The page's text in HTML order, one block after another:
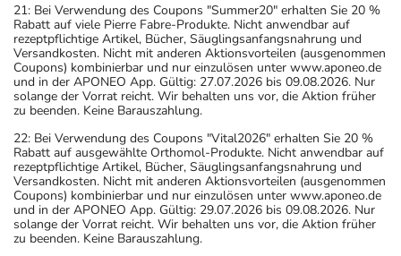
21: Bei Verwendung des Coupons "Summer20" erhalten Sie 20 %
Rabatt auf viele Pierre Fabre-Produkte. Nicht anwendbar auf
rezeptpflichtige Artikel, Bücher, Säuglingsanfangsnahrung und
Versandkosten. Nicht mit anderen Aktionsvorteilen (ausgenommen
Coupons) kombinierbar und nur einzulösen unter www.aponeo.de
und in der APONEO App. Gültig: 27.07.2026 bis 09.08.2026. Nur
solange der Vorrat reicht. Wir behalten uns vor, die Aktion früher
zu beenden. Keine Barauszahlung.
22: Bei Verwendung des Coupons "Vital2026" erhalten Sie 20 %
Rabatt auf ausgewählte Orthomol-Produkte. Nicht anwendbar auf
rezeptpflichtige Artikel, Bücher, Säuglingsanfangsnahrung und
Versandkosten. Nicht mit anderen Aktionsvorteilen (ausgenommen
Coupons) kombinierbar und nur einzulösen unter www.aponeo.de
und in der APONEO App. Gültig: 29.07.2026 bis 09.08.2026. Nur
solange der Vorrat reicht. Wir behalten uns vor, die Aktion früher
zu beenden. Keine Barauszahlung.